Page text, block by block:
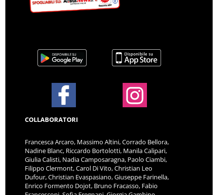
COLLABORATORI
Francesca Arcaro, Massimo Altini, Corrado Bellora,
Nadine Blanc, Riccardo Bortolotti, Manila Calipari,
Giulia Calisti, Nadia Camposaragna, Paolo Ciambi,
Filippo Clermont, Carol Di Vito, Christian Leo
Dufour, Christian Evaspasiano, Giuseppe Farinella,
Enrico Formento Dojot, Bruno Fracasso, Fabio